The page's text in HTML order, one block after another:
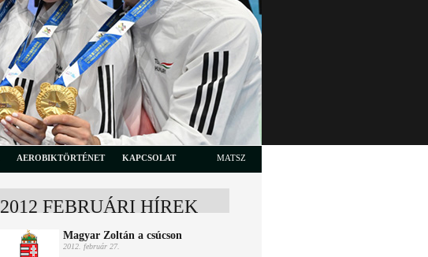
AEROBIKTÖRTÉNET KAPCSOLAT MATSZ
2012 FEBRUÁRI HÍREK
Magyar Zoltán a csúcson
2012. február 27.